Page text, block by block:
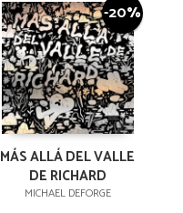
-20%
MÁS ALLÁ DEL VALLE
DE RICHARD
MICHAEL DEFORGE